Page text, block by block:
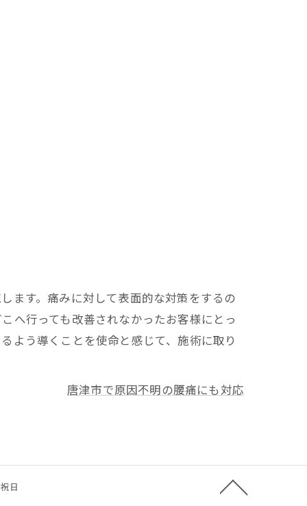
ます。痛みに対して表面的な対策をするの
へ行っても改善されなかったお客様にとっ
よう導くことを使命と感じて、施術に取り
唐津市で原因不明の腰痛にも対応
日